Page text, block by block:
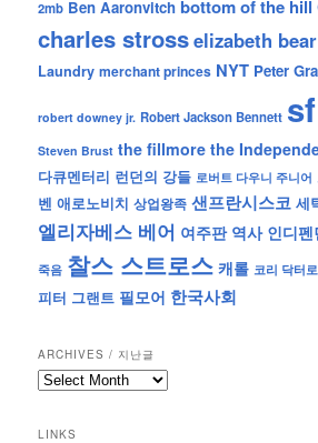
2mb Ben Aaronvitch bottom of the hill
charles strosselizabeth bear
Laundry merchant princes NYT Peter
robert downey jr. Robert Jackson Bennett sf
Steven Brust the fillmore the
다큐멘터리 런던의 강들 로버트 다우니 주니어
벤 애로노비치 상업왕족 샌프란시스코 세
엘리자베스 베어 여주판 역사 인디
죽음 찰스 스트로스 캐롤 코리 닥터
피터 그랜트 필모어 한국사회
ARCHIVES / 지난글
archives
LINKS